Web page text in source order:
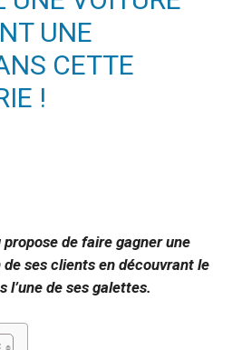
UNE
CETTE
!
de faire gagner une
de ses clients en découvrant le
l’une de ses galettes.